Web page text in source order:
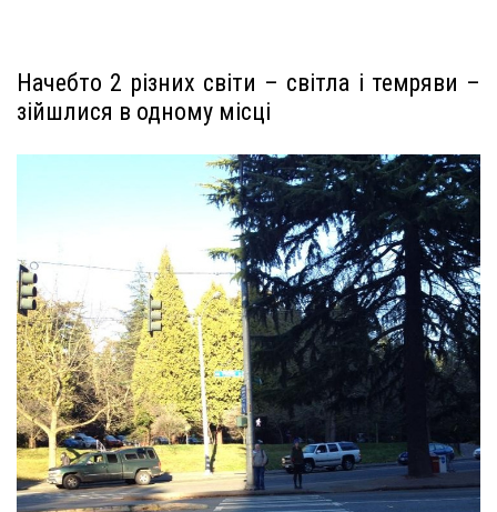
Начебто 2 різних світи – світла і темряви –
зійшлися в одному місці